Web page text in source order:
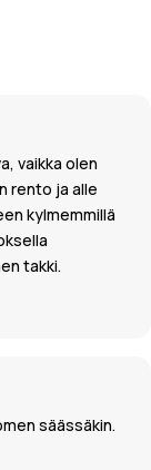
vaikka olen
rento ja alle
kylmemmillä
takki.
säässäkin.